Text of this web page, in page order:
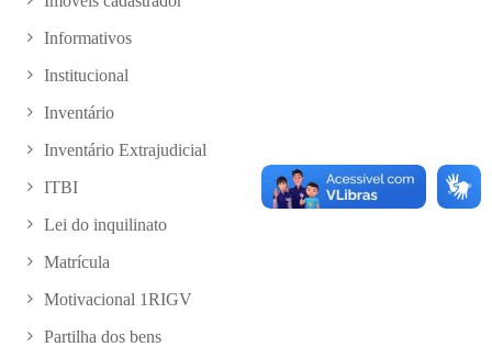
Informativos
Institucional
Inventário
Inventário Extrajudicial
ITBI
Lei do inquilinato
Matrícula
Motivacional 1RIGV
Partilha dos bens